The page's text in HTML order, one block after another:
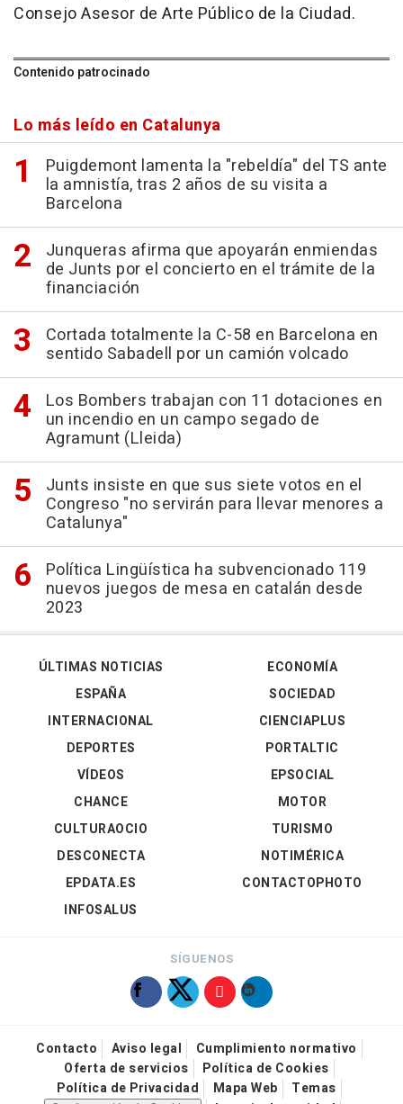
Consejo Asesor de Arte Público de la Ciudad.
Contenido patrocinado
Lo más leído en Catalunya
Puigdemont lamenta la "rebeldía" del TS ante
la amnistía, tras 2 años de su visita a
Barcelona
Junqueras afirma que apoyarán enmiendas
de Junts por el concierto en el trámite de la
financiación
Cortada totalmente la C-58 en Barcelona en
sentido Sabadell por un camión volcado
Los Bombers trabajan con 11 dotaciones en
un incendio en un campo segado de
Agramunt (Lleida)
Junts insiste en que sus siete votos en el
Congreso "no servirán para llevar menores a
Catalunya"
Política Lingüística ha subvencionado 119
nuevos juegos de mesa en catalán desde
2023
ÚLTIMAS NOTICIAS
ESPAÑA
INTERNACIONAL
DEPORTES
VÍDEOS
ECONOMÍA
SOCIEDAD
CIENCIAPLUS
PORTALTIC
EPSOCIAL
CHANCE
CULTURAOCIO
DESCONECTA
EPDATA.ES
INFOSALUS
MOTOR
TURISMO
NOTIMÉRICA
CONTACTOPHOTO
SÍGUENOS
Contacto Aviso legal
Cumplimiento normativo
Oferta de servicios
Política de Cookies
Política de Privacidad
Mapa Web
Temas